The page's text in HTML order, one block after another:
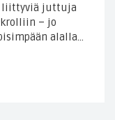
liittyviä juttuja
– jo
alalla…